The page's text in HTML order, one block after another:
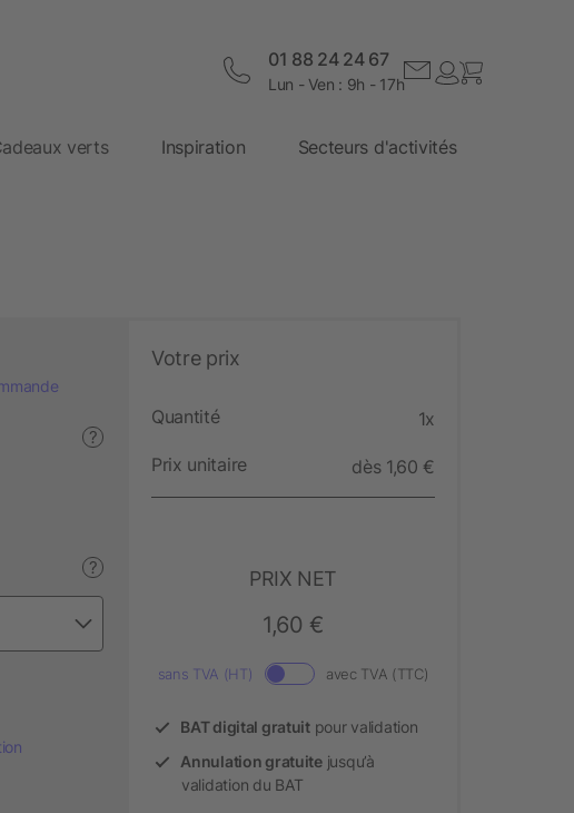
01 88 24 24 67
Lun - Ven : 9h - 17h
verts Inspiration Secteurs d'activités
?
?
Votre prix
Quantité 1x
Prix unitaire dès 1,60 €
PRIX NET
1,60 €
sans TVA (HT) avec TVA (TTC)
BAT digital gratuitpour validation
Annulation gratuitejusqu’à
validation du BAT